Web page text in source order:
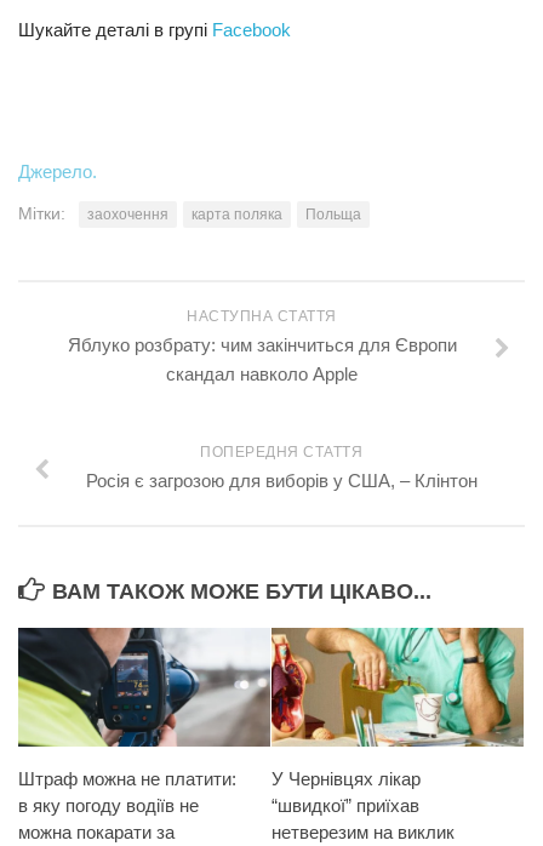
Шукайте деталі в групі Facebook
Джерело.
Мітки: заохочення карта поляка Польща
НАСТУПНА СТАТТЯ
Яблуко розбрату: чим закінчиться для Європи
скандал навколо Apple
ПОПЕРЕДНЯ СТАТТЯ
Росія є загрозою для виборів у США, – Клінтон
ВАМ ТАКОЖ МОЖЕ БУТИ ЦІКАВО...
Штраф можна не платити:
в яку погоду водіїв не
можна покарати за
У Чернівцях лікар
“швидкої” приїхав
нетверезим на виклик